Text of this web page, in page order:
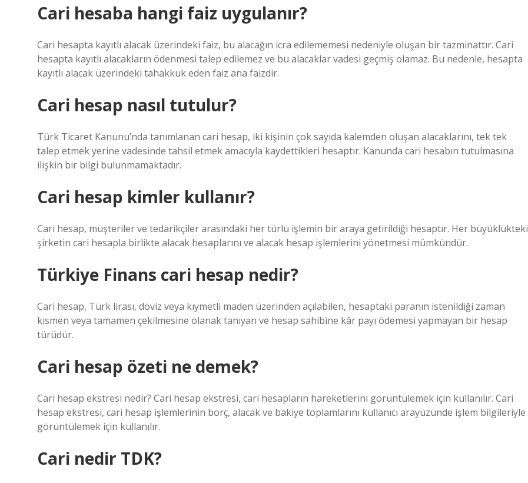
Cari hesaba hangi faiz uygulanır?
Cari hesapta kayıtlı alacak üzerindeki faiz, bu alacağın icra edilememesi nedeniyle oluşan bir tazminattır. Cari
hesapta kayıtlı alacakların ödenmesi talep edilemez ve bu alacaklar vadesi geçmiş olamaz. Bu nedenle, hesapta
kayıtlı alacak üzerindeki tahakkuk eden faiz ana faizdir.
Cari hesap nasıl tutulur?
Türk Ticaret Kanunu’nda tanımlanan cari hesap, iki kişinin çok sayıda kalemden oluşan alacaklarını, tek tek
talep etmek yerine vadesinde tahsil etmek amacıyla kaydettikleri hesaptır. Kanunda cari hesabın tutulmasına
ilişkin bir bilgi bulunmamaktadır.
Cari hesap kimler kullanır?
Cari hesap, müşteriler ve tedarikçiler arasındaki her türlü işlemin bir araya getirildiği hesaptır. Her büyüklükteki
şirketin cari hesapla birlikte alacak hesaplarını ve alacak hesap işlemlerini yönetmesi mümkündür.
Türkiye Finans cari hesap nedir?
Cari hesap, Türk lirası, döviz veya kıymetli maden üzerinden açılabilen, hesaptaki paranın istenildiği zaman
kısmen veya tamamen çekilmesine olanak tanıyan ve hesap sahibine kâr payı ödemesi yapmayan bir hesap
türüdür.
Cari hesap özeti ne demek?
Cari hesap ekstresi nedir? Cari hesap ekstresi, cari hesapların hareketlerini görüntülemek için kullanılır. Cari
hesap ekstresi, cari hesap işlemlerinin borç, alacak ve bakiye toplamlarını kullanıcı arayüzünde işlem bilgileriyle
görüntülemek için kullanılır.
Cari nedir TDK?